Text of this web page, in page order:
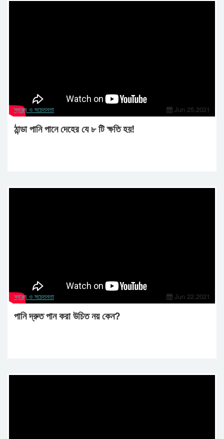
স্বাস্থ্য ও সচেতনতা Jun 25,2021
ঠান্ডা পানি পানে দেহের যে ৮ টি ক্ষতি হয়!
স্বাস্থ্য ও সচেতনতা Jun 22,2021
পানি দ্রুত পান করা উচিত নয় কেন?